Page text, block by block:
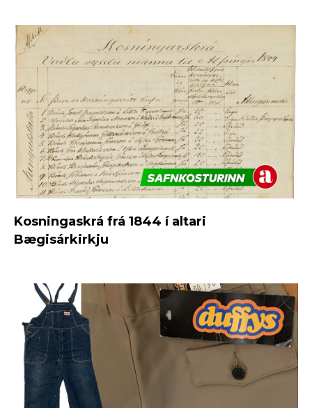
Kosningaskrá frá 1844 í altari
Bægisárkirkju